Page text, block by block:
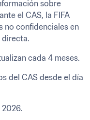
sobre
el CAS, la FIFA
no confidenciales en
directa.
cada 4 meses.
del CAS desde el día
2026.